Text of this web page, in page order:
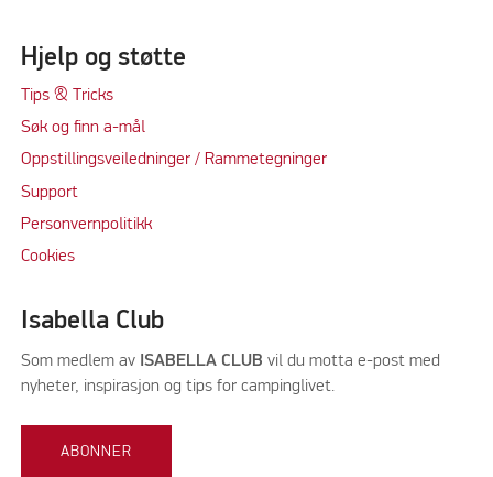
Hjelp og støtte
Tips & Tricks
Søk og finn a-mål
Oppstillingsveiledninger / Rammetegninger
Support
Personvernpolitikk
Cookies
Isabella Club
Som medlem avISABELLA CLUB vil du motta e-post med
nyheter, inspirasjon og tips for campinglivet.
ABONNER